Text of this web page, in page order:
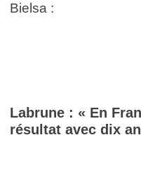
Bielsa :
Labrune : « En
résultat avec dix